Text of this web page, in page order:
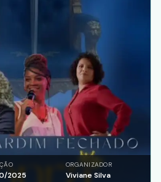
2025
ORGANIZADOR
Viviane Silva